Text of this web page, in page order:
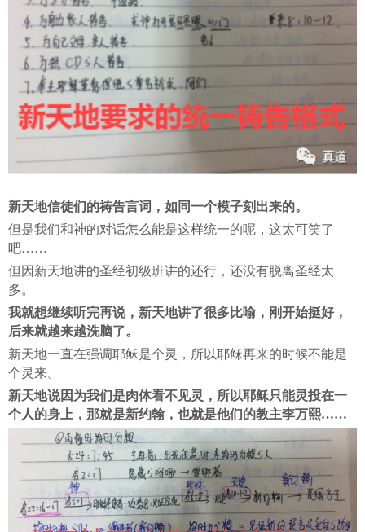
新天地信徒们的祷告言词，如同一个模子刻出来的。
但是我们和神的对话怎么能是这样统一的呢，这太可笑了
吧……
但因新天地讲的圣经初级班讲的还行，还没有脱离圣经太
多。
我就想继续听完再说，新天地讲了很多比喻，刚开始挺好，
后来就越来越洗脑了。
新天地一直在强调耶稣是个灵，所以耶稣再来的时候不能是
个灵来。
新天地说因为我们是肉体看不见灵，所以耶稣只能灵投在一
个人的身上，那就是新约翰，也就是他们的教主李万熙……